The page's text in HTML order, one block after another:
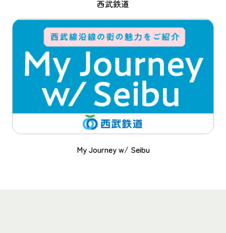
西武鉄道
My Journey w/ Seibu